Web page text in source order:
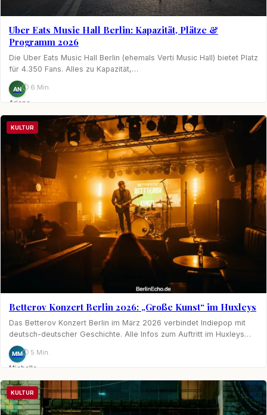
Uber Eats Music Hall Berlin: Kapazität, Plätze &
Programm 2026
Die Uber Eats Music Hall Berlin (ehemals Verti Music Hall) bietet Platz
für 4.350 Fans. Alles zu Kapazität,…
AN
Ariane
Nagel
⏱ 6 Min.
KULTUR
Betterov Konzert Berlin 2026: „Große Kunst“ im Huxleys
Das Betterov Konzert Berlin im März 2026 verbindet Indiepop mit
deutsch-deutscher Geschichte. Alle Infos zum Auftritt im Huxleys…
MM
Michelle
⏱ 5 Min.
KULTUR